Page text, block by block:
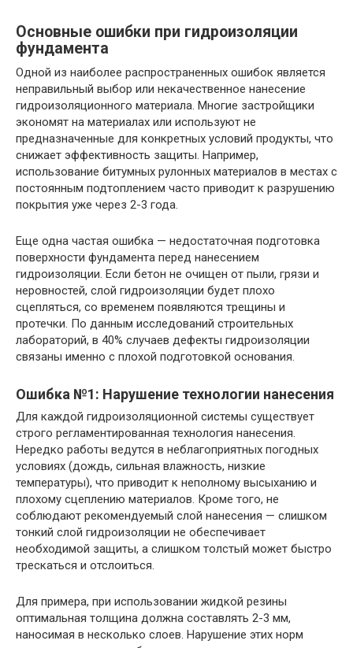
Основные ошибки при гидроизоляции
фундамента
Одной из наиболее распространенных ошибок является
неправильный выбор или некачественное нанесение
гидроизоляционного материала. Многие застройщики
экономят на материалах или используют не
предназначенные для конкретных условий продукты, что
снижает эффективность защиты. Например,
использование битумных рулонных материалов в местах с
постоянным подтоплением часто приводит к разрушению
покрытия уже через 2-3 года.
Еще одна частая ошибка — недостаточная подготовка
поверхности фундамента перед нанесением
гидроизоляции. Если бетон не очищен от пыли, грязи и
неровностей, слой гидроизоляции будет плохо
сцепляться, со временем появляются трещины и
протечки. По данным исследований строительных
лабораторий, в 40% случаев дефекты гидроизоляции
связаны именно с плохой подготовкой основания.
Ошибка №1: Нарушение технологии нанесения
Для каждой гидроизоляционной системы существует
строго регламентированная технология нанесения.
Нередко работы ведутся в неблагоприятных погодных
условиях (дождь, сильная влажность, низкие
температуры), что приводит к неполному высыханию и
плохому сцеплению материалов. Кроме того, не
соблюдают рекомендуемый слой нанесения — слишком
тонкий слой гидроизоляции не обеспечивает
необходимой защиты, а слишком толстый может быстро
трескаться и отслоиться.
Для примера, при использовании жидкой резины
оптимальная толщина должна составлять 2-3 мм,
наносимая в несколько слоев. Нарушение этих норм